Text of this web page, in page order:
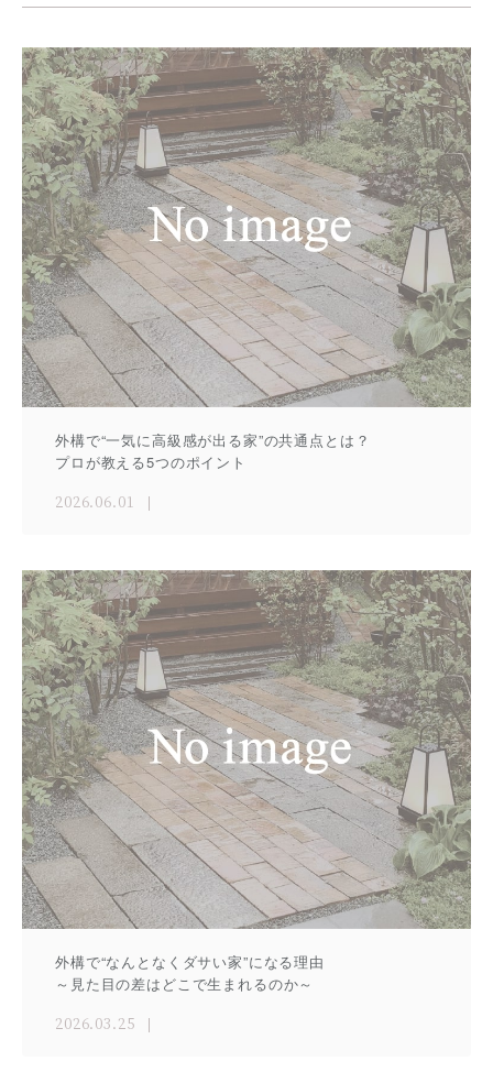
外構で“一気に高級感が出る家”の共通点とは？
プロが教える5つのポイント
2026.06.01
外構で“なんとなくダサい家”になる理由
～見た目の差はどこで生まれるのか～
2026.03.25